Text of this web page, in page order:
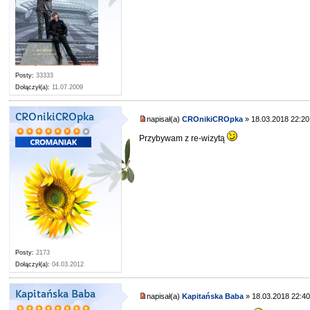
Posty: 33333
Dołączył(a): 11.07.2009
CROnikiCROpka
Posty: 2173
Dołączył(a): 04.03.2012
napisał(a)CROnikiCROpka » 18.03.2018 22:20
Przybywam z re-wizytą
Kapitańska Baba napisał(a)Kapitańska Baba » 18.03.2018 22:40